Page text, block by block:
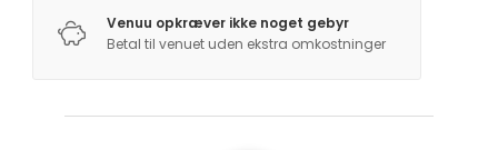
Venuu opkræver ikke noget gebyr
Betal til venuet uden ekstra omkostninger